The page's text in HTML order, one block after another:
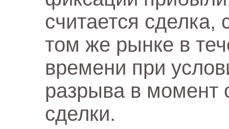
считается
том же рынке в
времени при
разрыва в момент
сделки.